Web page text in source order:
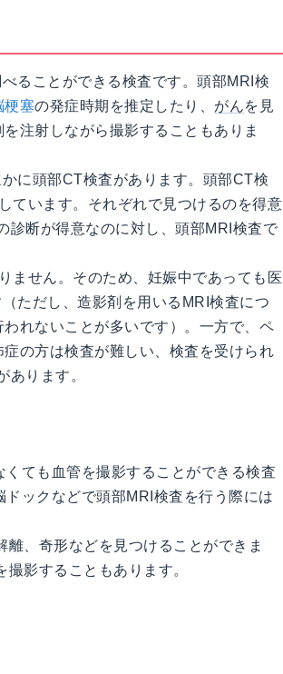
ることができる検査です。頭部MRI検
梗塞の発症時期を推定したり、 がんを見
を注射しながら撮影することもありま
に頭部CT検査があります。頭部CT検
ています。それぞれで見つけるのを得意
診断が得意なのに対し、頭部MRI検査で
ません。そのため、妊娠中であっても医
ただし、造影剤を用いるMRI検査につ
れないことが多いです）。一方で、ペ
の方は検査が難しい、検査を受けられ
あります。
ても血管を撮影することができる検査
ックなどで頭部MRI検査を行う際には
、奇形などを見つけることができま
影することもあります。